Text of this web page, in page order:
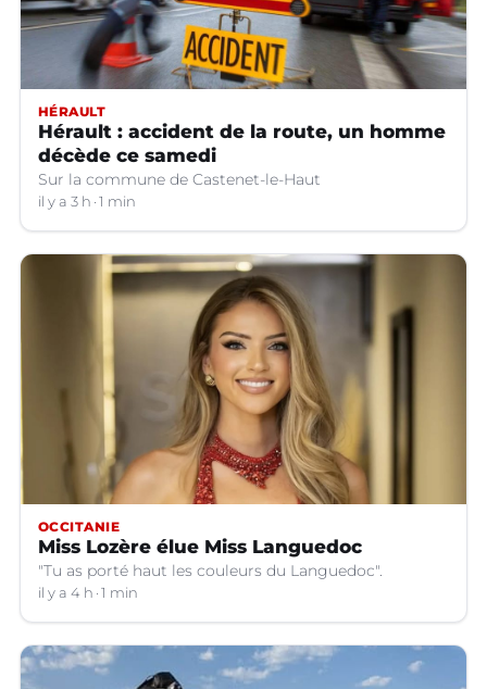
HÉRAULT
Hérault : accident de la route, un homme
décède ce samedi
Sur la commune de Castenet-le-Haut
il y a 3 h 1 min
OCCITANIE
Miss Lozère élue Miss Languedoc
"Tu as porté haut les couleurs du Languedoc".
il y a 4 h 1 min